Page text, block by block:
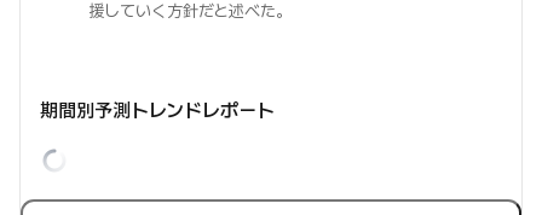
援していく方針だと述べた。
期間別予測トレンドレポート